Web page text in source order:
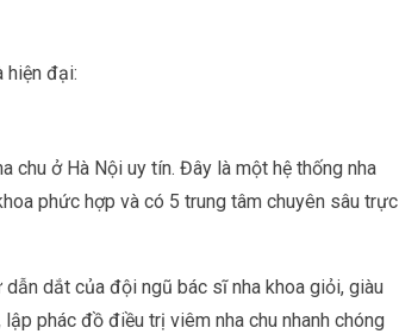
hiện đại:
chu ở Hà Nội uy tín. Đây là một hệ thống nha
phức hợp và có 5 trung tâm chuyên sâu trực
dắt của đội ngũ bác sĩ nha khoa giỏi, giàu
phác đồ điều trị viêm nha chu nhanh chóng